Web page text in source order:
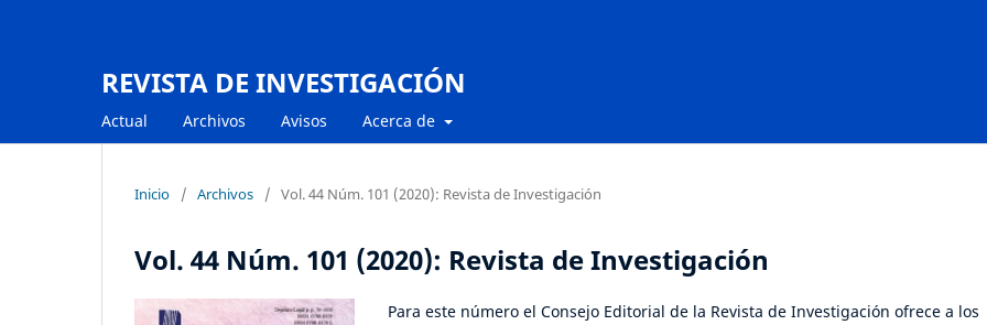
REVISTA DE INVESTIGACIÓN
Actual Archivos Avisos Acerca de
Inicio / Archivos / Vol. 44 Núm. 101 (2020): Revista de Investigación
Vol. 44 Núm. 101 (2020): Revista de Investigación
Para este número el Consejo Editorial de la Revista de Investigación ofrece a los